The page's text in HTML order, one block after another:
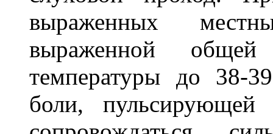
выраженных
выраженной общей
температуры до 38-
боли,